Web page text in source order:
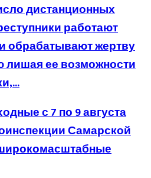
дистанционных
работают
обрабатывают жертву
лишая ее возможности
с 7 по 9 августа
Самарской